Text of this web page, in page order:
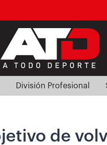
División Profesional
de